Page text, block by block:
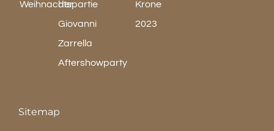
Sitemap